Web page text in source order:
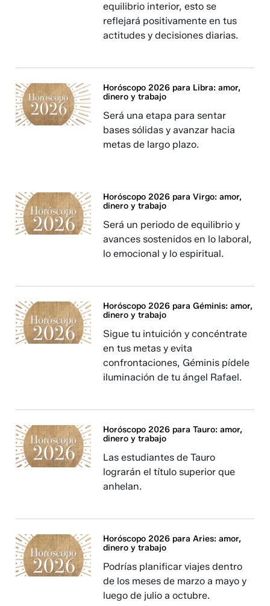
equilibrio interior, esto se
reflejará positivamente en tus
actitudes y decisiones diarias.
Horóscopo 2026 para Libra: amor,
dinero y trabajo
Será una etapa para sentar
bases sólidas y avanzar hacia
metas de largo plazo.
Horóscopo 2026 para Virgo: amor,
dinero y trabajo
Será un periodo de equilibrio y
avances sostenidos en lo laboral,
lo emocional y lo espiritual.
Horóscopo 2026 para Géminis: amor,
dinero y trabajo
Sigue tu intuición y concéntrate
en tus metas y evita
confrontaciones, Géminis pídele
iluminación de tu ángel Rafael.
Horóscopo 2026 para Tauro: amor,
dinero y trabajo
Las estudiantes de Tauro
lograrán el título superior que
anhelan.
Horóscopo 2026 para Aries: amor,
dinero y trabajo
Podrías planificar viajes dentro
de los meses de marzo a mayo y
luego de julio a octubre.